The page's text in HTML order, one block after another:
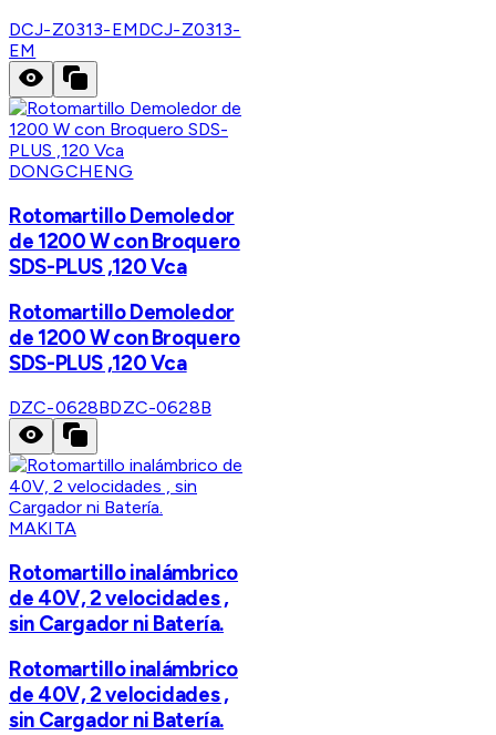
DCJ-Z0313-EMDCJ-Z0313-
EM
DONGCHENG
Rotomartillo Demoledor
de 1200 W con Broquero
SDS-PLUS ,120 Vca
Rotomartillo Demoledor
de 1200 W con Broquero
SDS-PLUS ,120 Vca
DZC-0628BDZC-0628B
MAKITA
Rotomartillo inalámbrico
de 40V, 2 velocidades ,
sin Cargador ni Batería.
Rotomartillo inalámbrico
de 40V, 2 velocidades ,
sin Cargador ni Batería.